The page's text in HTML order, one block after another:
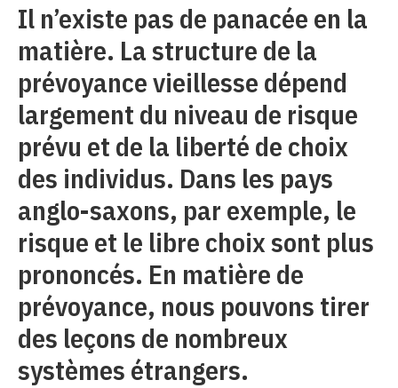
Il n’existe pas de panacée en la
matière. La structure de la
prévoyance vieillesse dépend
largement du niveau de risque
prévu et de la liberté de choix
des individus. Dans les pays
anglo-saxons, par exemple, le
risque et le libre choix sont plus
prononcés. En matière de
prévoyance, nous pouvons tirer
des leçons de nombreux
systèmes étrangers.